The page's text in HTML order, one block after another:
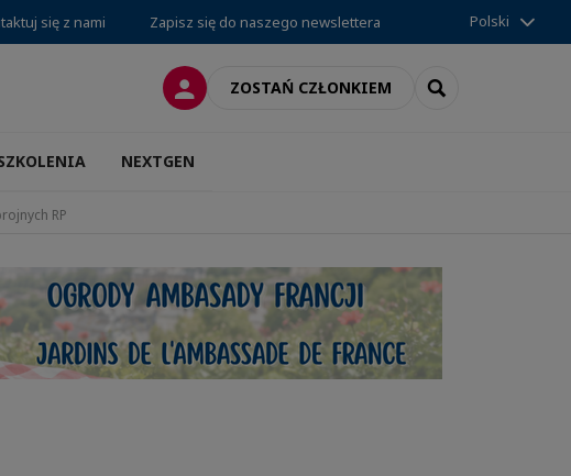
się z nami Zapisz się do naszego newslettera Polski
LOGOWANIEZOSTAŃ CZŁONKIEM SEARCH
NEXTGEN
RP